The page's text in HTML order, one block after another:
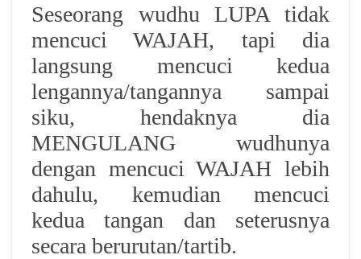
Seseorang wudhu LUPA tidak
mencuci WAJAH, tapi dia
langsung mencuci kedua
lengannya/tangannya sampai
siku, hendaknya dia
MENGULANG wudhunya
dengan mencuci WAJAH lebih
dahulu, kemudian mencuci
kedua tangan dan seterusnya
secara berurutan/tartib.